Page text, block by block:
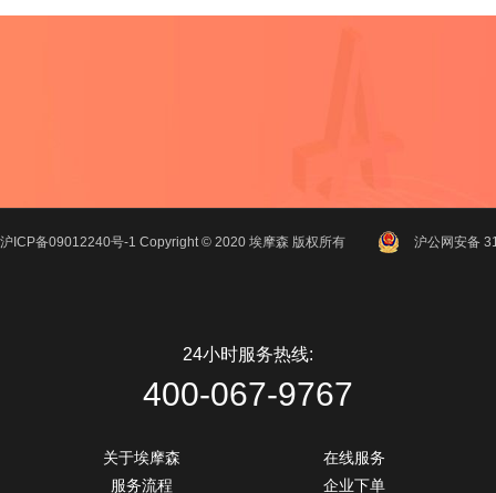
沪ICP备09012240号-1 Copyright © 2020 埃摩森 版权所有 沪公网安备
24小时服务热线:
400-067-9767
关于埃摩森
服务流程
在线服务
企业下单